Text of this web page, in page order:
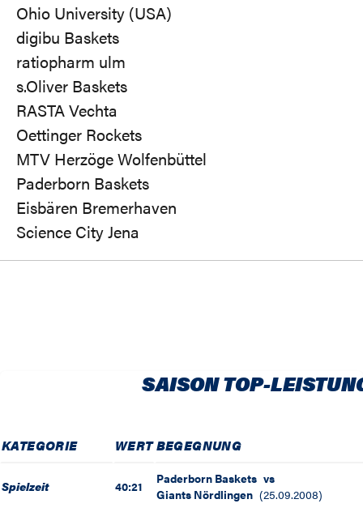
Ohio University (USA)
digibu Baskets
ratiopharm ulm
s.Oliver Baskets
RASTA Vechta
Oettinger Rockets
MTV Herzöge Wolfenbüttel
Paderborn Baskets
Eisbären Bremerhaven
Science City Jena
SAISON TOP-
KATEGORIE WERTBEGEGNUNG
Spielzeit 40:21 Paderborn Baskets vs
Giants Nördlingen (25.09.2008)